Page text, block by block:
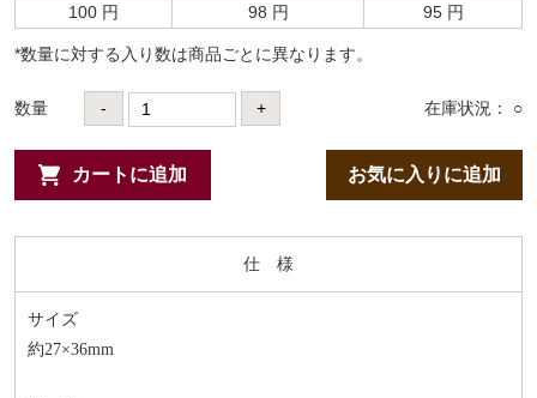
100 円
98 円 95 円
*数量に対する⼊り数は商品ごとに異なります。
数量 - + 在庫状況： ○
カートに追加 お気に入りに追加
仕 様
サイズ
約27×36mm